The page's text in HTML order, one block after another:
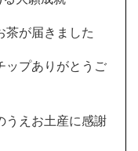
が届きました
ップありがとうご
うえお土産に感謝